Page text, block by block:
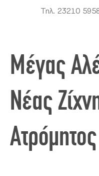
Τηλ. 23210
Μέγας
Νέας